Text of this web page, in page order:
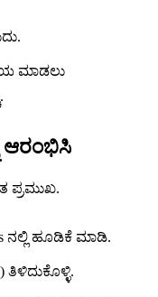
ಮಾಡಲು
ಆರಂಭಿಸಿ
ಪ್ರಮುಖ.
ನಲ್ಲಿ ಹೂಡಿಕೆ ಮಾಡಿ.
ತಿಳಿದುಕೊಳ್ಳಿ.